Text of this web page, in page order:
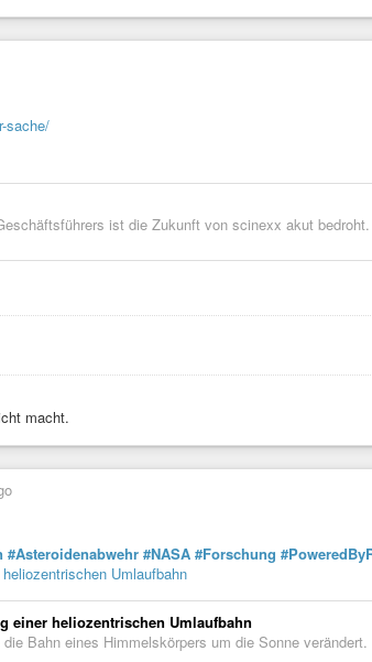
über das 60- bis 80-Fache der Masse von
Großer Bär. Wie die beiden Himmelsobjekte
die Braunen Zwerge näher zueinander geschoben hat.
der Nasa. Ihre Ergebnisse haben
Letters veröffentlicht.
1735609 #Astronomie #Wissenschaft #science
Up to Shine Brightly
sache/
ist die Zukunft von scinexx akut
macht.
#Asteroidenabwehr #NASA #Forschung
Umlaufbahn
einer heliozentrischen Umlaufbahn
Bahn eines Himmelskörpers um die Sonne